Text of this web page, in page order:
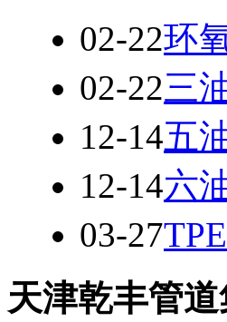
02-22环
02-22三
12-14五
12-14六
03-27
天津乾丰管